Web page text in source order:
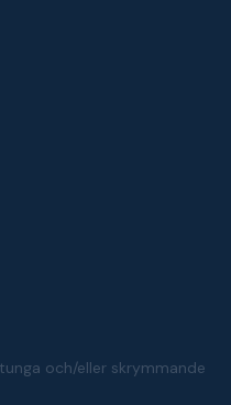
och/eller skrymmande